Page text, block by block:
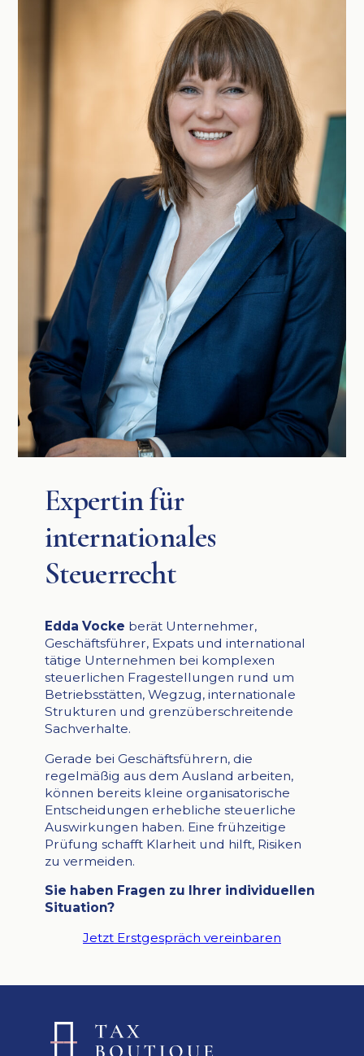
Expertin für
internationales
Steuerrecht
Edda Vocke berät Unternehmer,
Geschäftsführer, Expats und international
tätige Unternehmen bei komplexen
steuerlichen Fragestellungen rund um
Betriebsstätten, Wegzug, internationale
Strukturen und grenzüberschreitende
Sachverhalte.
Gerade bei Geschäftsführern, die
regelmäßig aus dem Ausland arbeiten,
können bereits kleine organisatorische
Entscheidungen erhebliche steuerliche
Auswirkungen haben. Eine frühzeitige
Prüfung schafft Klarheit und hilft, Risiken
zu vermeiden.
Sie haben Fragen zu Ihrer individuellen
Situation?
Jetzt Erstgespräch vereinbaren